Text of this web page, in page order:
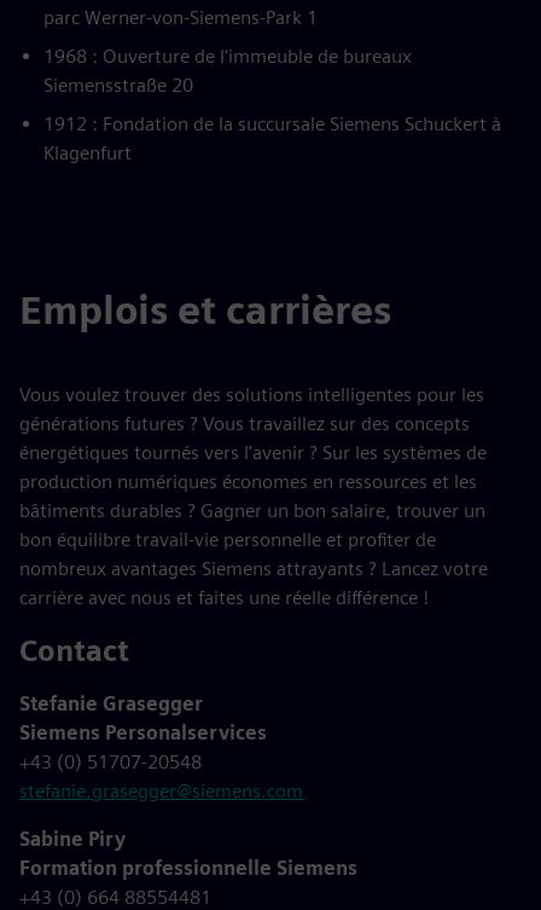
parc Werner-von-Siemens-Park 1
1968 : Ouverture de l'immeuble de bureaux
Siemensstraße 20
1912 : Fondation de la succursale Siemens Schuckert à
Klagenfurt
Emplois et carrières
Vous voulez trouver des solutions intelligentes pour les
générations futures ? Vous travaillez sur des concepts
énergétiques tournés vers l'avenir ? Sur les systèmes de
production numériques économes en ressources et les
bâtiments durables ? Gagner un bon salaire, trouver un
bon équilibre travail-vie personnelle et profiter de
nombreux avantages Siemens attrayants ? Lancez votre
carrière avec nous et faites une réelle différence !
Contact
Stefanie Grasegger
Siemens Personalservices
+43 (0) 51707-20548
stefanie.grasegger@siemens.com
Sabine Piry
Formation professionnelle Siemens
+43 (0) 664 88554481